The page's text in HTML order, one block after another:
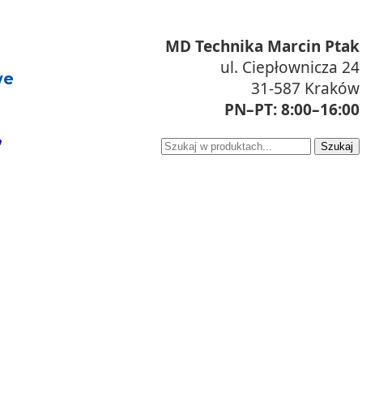
MD Technika Marcin Ptak
ul. Ciepłownicza 24
31-587 Kraków
PN–PT: 8:00–16:00
Szukaj